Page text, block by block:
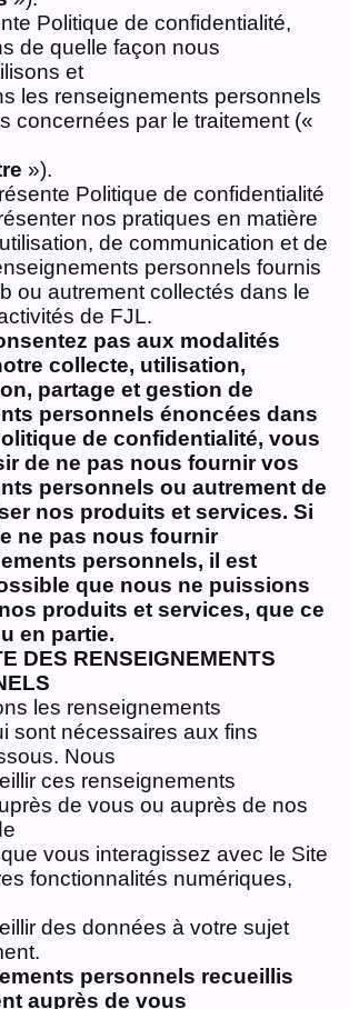
Politique de confidentialité,
de quelle façon nous
et
les renseignements personnels
concernées par le traitement («
»).
Politique de confidentialité
nos pratiques en matière
de communication et de
personnels fournis
ou autrement collectés dans le
de FJL.
pas aux modalités
collecte, utilisation,
partage et gestion de
personnels énoncées dans
de confidentialité, vous
de ne pas nous fournir vos
personnels ou autrement de
nos produits et services. Si
ne pas nous fournir
personnels, il est
que nous ne puissions
produits et services, que ce
en partie.
DES RENSEIGNEMENTS
les renseignements
sont nécessaires aux fins
Nous
ces renseignements
de vous ou auprès de nos
vous interagissez avec le Site
fonctionnalités numériques,
des données à votre sujet
personnels recueillis
auprès de vous